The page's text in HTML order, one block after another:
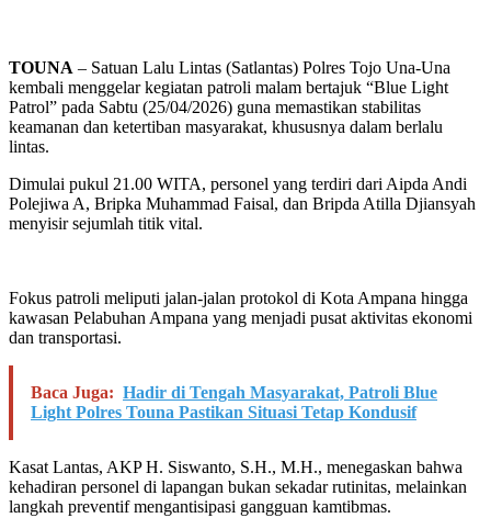
TOUNA – Satuan Lalu Lintas (Satlantas) Polres Tojo Una-Una
kembali menggelar kegiatan patroli malam bertajuk “Blue Light
Patrol” pada Sabtu (25/04/2026) guna memastikan stabilitas
keamanan dan ketertiban masyarakat, khususnya dalam berlalu
lintas.
Dimulai pukul 21.00 WITA, personel yang terdiri dari Aipda Andi
Polejiwa A, Bripka Muhammad Faisal, dan Bripda Atilla Djiansyah
menyisir sejumlah titik vital.
Fokus patroli meliputi jalan-jalan protokol di Kota Ampana hingga
kawasan Pelabuhan Ampana yang menjadi pusat aktivitas ekonomi
dan transportasi.
Baca Juga: Hadir di Tengah Masyarakat, Patroli Blue
Light Polres Touna Pastikan Situasi Tetap Kondusif
Kasat Lantas, AKP H. Siswanto, S.H., M.H., menegaskan bahwa
kehadiran personel di lapangan bukan sekadar rutinitas, melainkan
langkah preventif mengantisipasi gangguan kamtibmas.